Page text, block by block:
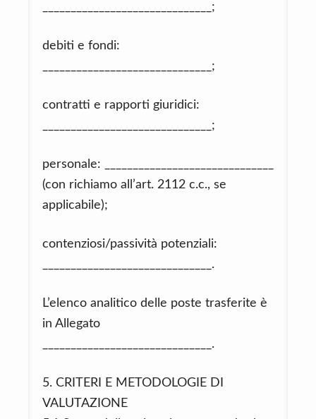
______________________________;
debiti e fondi:
______________________________;
contratti e rapporti giuridici:
______________________________;
personale: ______________________________
(con richiamo all’art. 2112 c.c., se
applicabile);
contenziosi/passività potenziali:
______________________________.
L’elenco analitico delle poste trasferite è
in Allegato
______________________________.
5. CRITERI E METODOLOGIE DI
VALUTAZIONE